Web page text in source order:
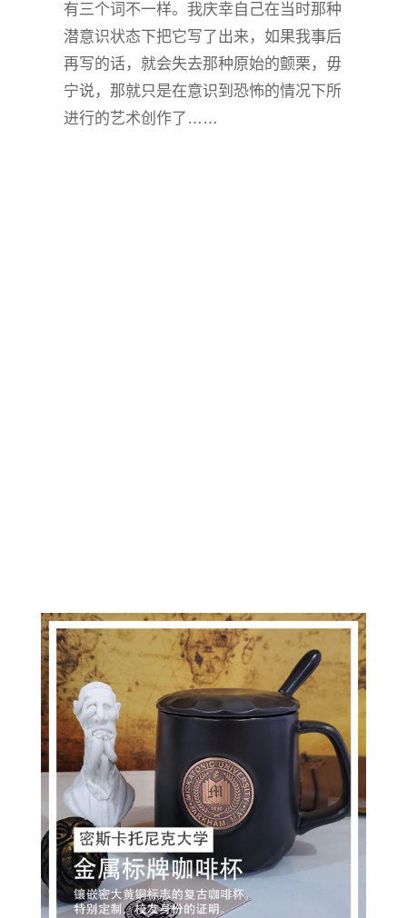
有三个词不一样。我庆幸自己在当时那种
潜意识状态下把它写了出来，如果我事后
再写的话，就会失去那种原始的颤栗，毋
宁说，那就只是在意识到恐怖的情况下所
进行的艺术创作了……